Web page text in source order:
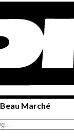
Beau Marché